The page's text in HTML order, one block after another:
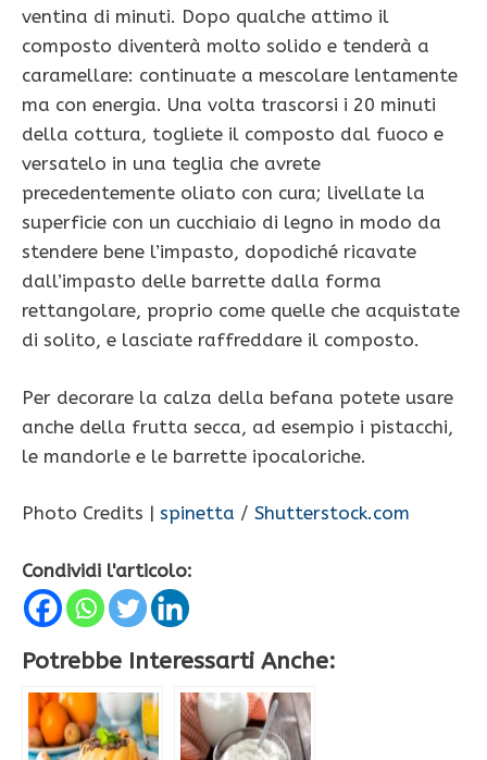
ventina di minuti. Dopo qualche attimo il
composto diventerà molto solido e tenderà a
caramellare: continuate a mescolare lentamente
ma con energia. Una volta trascorsi i 20 minuti
della cottura, togliete il composto dal fuoco e
versatelo in una teglia che avrete
precedentemente oliato con cura; livellate la
superficie con un cucchiaio di legno in modo da
stendere bene l’impasto, dopodiché ricavate
dall’impasto delle barrette dalla forma
rettangolare, proprio come quelle che acquistate
di solito, e lasciate raffreddare il composto.
Per decorare la calza della befana potete usare
anche della frutta secca, ad esempio i pistacchi,
le mandorle e le barrette ipocaloriche.
Photo Credits | spinetta / Shutterstock.com
Condividi l'articolo:
Potrebbe Interessarti Anche: